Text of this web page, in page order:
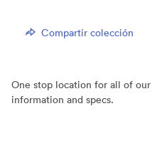
Compartir colección
One stop location for all of
information and specs.